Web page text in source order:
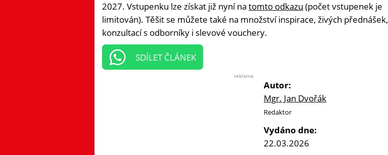
2027. Vstupenku lze získat již nyní na tomto odkazu (počet vstupenek je
limitován). Těšit se můžete také na množství inspirace, živých přednášek,
konzultací s odborníky i slevové vouchery.
SDÍLET ČLÁNEK
reklama
Autor:
Mgr. Jan Dvořák
Redaktor
Vydáno dne:
22.03.2026